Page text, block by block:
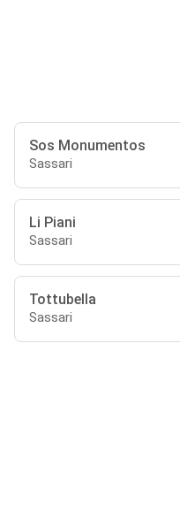
Sos Monumentos
Sassari
Li Piani
Sassari
Tottubella
Sassari